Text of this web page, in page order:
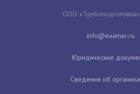
ООО
Юридические
Сведения об